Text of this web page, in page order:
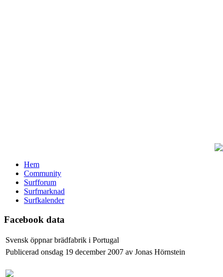
Hem
Community
Surfforum
Surfmarknad
Surfkalender
Facebook data
Svensk öppnar brädfabrik i Portugal
Publicerad onsdag 19 december 2007 av Jonas Hörnstein